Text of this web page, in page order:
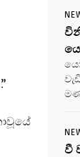
වී